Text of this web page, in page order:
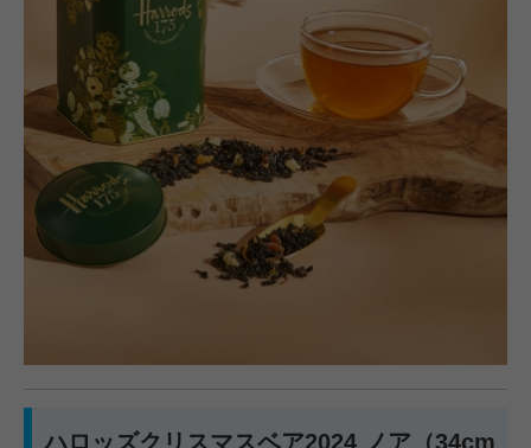
ハロッズクリスマスベア2024 ノア（34cm